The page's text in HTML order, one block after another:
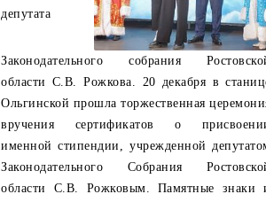
депутата
Законодательного собрания
области С.В. Рожкова. 20 декабря в
Ольгинской прошла торжественная
вручения сертификатов о
именной стипендии, учрежденной
Законодательного Собрания
области С.В. Рожковым. Памятные знаки